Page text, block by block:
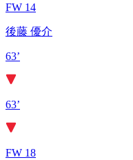
FW 14
後藤 優介
63’
63’
FW 18